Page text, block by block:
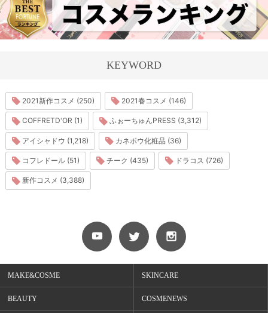
KEYWORD
2021新作コスメ (250) 2021春コスメ (146)
COFFRETD'OR (1) ふぉーちゅんPRESS (3,312)
アイシャドウ (1,218) カネボウ化粧品 (36)
コフレドール (51) チーク (435) ドラコス (726)
新作コスメ (3,388)
MAKE&COSME SKINCARE
BEAUTY COSMENEWS